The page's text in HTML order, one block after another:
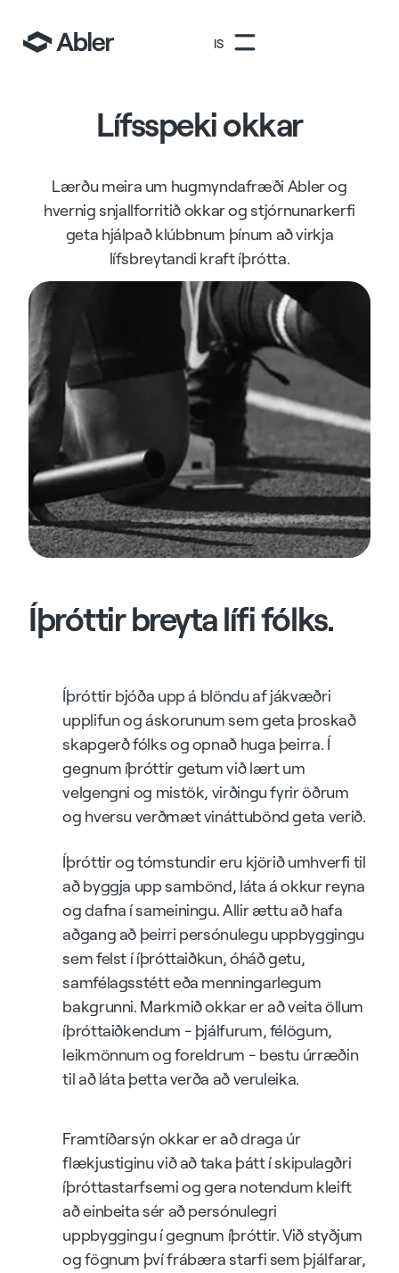
IS
Lífsspeki okkar
Lærðu meira um hugmyndafræði Abler og
hvernig snjallforritið okkar og stjórnunarkerfi
geta hjálpað klúbbnum þínum að virkja
lífsbreytandi kraft íþrótta.
Íþróttir breyta lífi fólks.
Íþróttir bjóða upp á blöndu af jákvæðri
upplifun og áskorunum sem geta þroskað
skapgerð fólks og opnað huga þeirra. Í
gegnum íþróttir getum við lært um
velgengni og mistök, virðingu fyrir öðrum
og hversu verðmæt vináttubönd geta verið.
Íþróttir og tómstundir eru kjörið umhverfi til
að byggja upp sambönd, láta á okkur reyna
og dafna í sameiningu. Allir ættu að hafa
aðgang að þeirri persónulegu uppbyggingu
sem felst í íþróttaiðkun, óháð getu,
samfélagsstétt eða menningarlegum
bakgrunni. Markmið okkar er að veita öllum
íþróttaiðkendum - þjálfurum, félögum,
leikmönnum og foreldrum - bestu úrræðin
til að láta þetta verða að veruleika.
Framtíðarsýn okkar er að draga úr
flækjustiginu við að taka þátt í skipulagðri
íþróttastarfsemi og gera notendum kleift
að einbeita sér að persónulegri
uppbyggingu í gegnum íþróttir. Við styðjum
og fögnum því frábæra starfi sem þjálfarar,